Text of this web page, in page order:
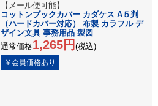
【メール便可能】
コットンブックカバー カダケス A５判
（ハードカバー対応） 布製 カラフル デ
ザイン文具 事務用品 製図
通常価格1,265円 (税込)